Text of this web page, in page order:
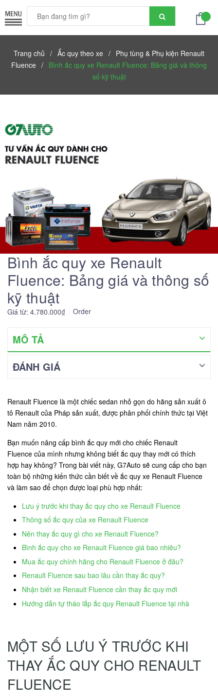
Trang chủ / Ắc quy theo xe / Phụ tùng & Phụ kiện Renault
Fluence / Bình ắc quy xe Renault Fluence: Bảng giá và thông
số kỹ thuật
Bình ắc quy xe Renault
Fluence: Bảng giá và thông số
kỹ thuật
Giá từ: 4.780.000₫ Order
MÔ TẢ
ĐÁNH GIÁ
Renault Fluence là một chiếc sedan nhỏ gọn do hãng sản xuất ô
tô Renault của Pháp sản xuất, được phân phối chính thức tại Việt
Nam năm 2010.
Bạn muốn nâng cấp bình ắc quy mới cho chiếc Renault
Fluence của mình nhưng không biết ắc quy thay mới có thích
hợp hay không? Trong bài viết này, G7Auto sẽ cung cấp cho bạn
toàn bộ những kiến thức cần biết về ắc quy xe Renault Fluence
và làm sao để chọn được loại phù hợp nhất:
Lưu ý trước khi thay ắc quy cho xe Renault Fluence
Thông số ắc quy của xe Renault Fluence
Nên thay ắc quy gì cho xe Renault Fluence?
Bình ắc quy cho xe Renault Fluence giá bao nhiêu?
Mua ắc quy chính hãng cho Renault Fluence ở đâu?
Renault Fluence sau bao lâu cần thay ắc quy?
Nhận biết xe Renault Fluence cần thay ắc quy mới
Hướng dẫn tự tháo lắp ắc quy Renault Fluence tại nhà
MỘT SỐ LƯU Ý TRƯỚC KHI
THAY ẮC QUY CHO RENAULT
FLUENCE